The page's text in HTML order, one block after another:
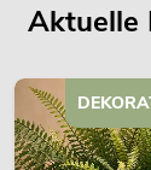
Aktuelle